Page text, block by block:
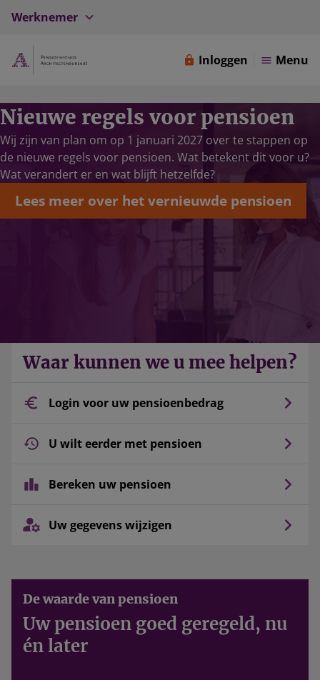
Werknemer
Inloggen Menu
Nieuwe regels voor pensioen
Wij zijn van plan om op 1 januari 2027 over te stappen op
de nieuwe regels voor pensioen. Wat betekent dit voor u?
Wat verandert er en wat blijft hetzelfde?
Lees meer over het vernieuwde pensioen
Waar kunnen we u mee helpen?
Login voor uw pensioenbedrag
U wilt eerder met pensioen
Bereken uw pensioen
Uw gegevens wijzigen
Uw pensioen goed geregeld, nu
én later
De waarde van pensioen